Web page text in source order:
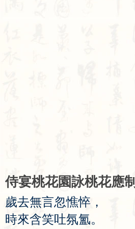
侍宴桃花園詠桃花應制
歲去無言忽憔悴 ，
時來含笑吐氛氳。